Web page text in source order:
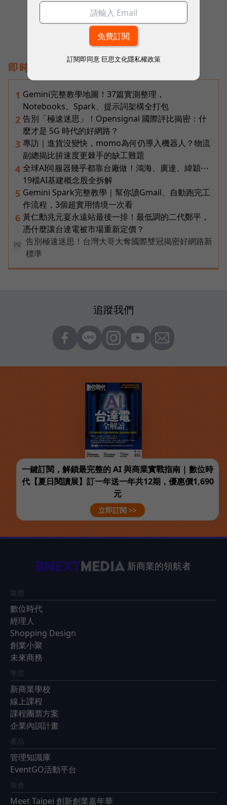
即時熱門文章
1 Gemini完整教學地圖！37篇實測整理，
Notebooks、Spark、提示詞架構全打包
2 告別「極速迷思」！Opensignal 國際評比揭密：什
麼才是 5G 時代的好網路？
3 專訪｜進貨沒變快，momo為何仍導入機器人？物流
副總揭比拚速度更棘手的缺工難題
4 全球AI伺服器幾乎都靠台廠做！鴻海、廣達、緯穎⋯
19檔AI基建概念股全拆解
5 Gemini Spark完整教學｜幫你讀Gmail、自動跑完工
作流程，3個超實用情境一次看
6 黃仁勳兆元宴永遠站最後一排！最低調的二代鄭平，
憑什麼讓台達電被市場重新定價？
PR
告別極速迷思！台灣大哥大奪國際雙冠揭密好網路新
標準
追蹤我們
一鍵訂閱，解鎖最完整的 AI 與商業實戰指南 | 數位時
代【夏日閱讀展】訂一年送一年共12期，優惠價1,690
元
立即訂閱 >>
新商業的領航者
媒體
數位時代
經理人
Shopping Design
創業小聚
未來商務
學習
新商業學校
線上課程
課程團票方案
企業內訓計畫
產品
管理知識庫
EventGO活動平台
展會
Meet Taipei 創新創業嘉年華
訂閱即同意 巨思文化隱私權政策